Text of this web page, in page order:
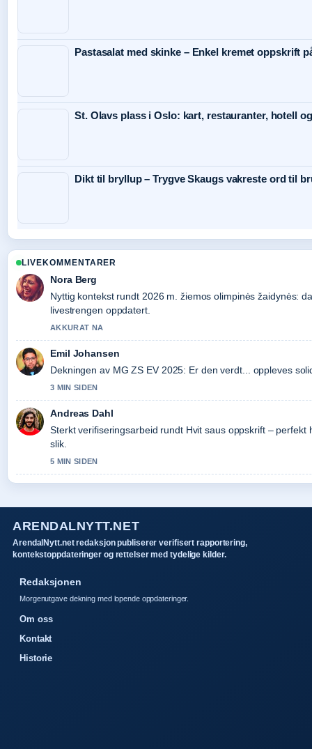
Pastasalat med skinke – Enkel kremet oppskrift
St. Olavs plass i Oslo: kart, restauranter, hotell
Dikt til bryllup – Trygve Skaugs vakreste ord til
LIVEKOMMENTARER
Nora Berg
Nyttig kontekst rundt 2026 m. žiemos olimpinės žaidynės:
livestrengen oppdatert.
AKKURAT NA
Emil Johansen
Dekningen av MG ZS EV 2025: Er den verdt... oppleves
3 MIN SIDEN
Andreas Dahl
Sterkt verifiseringsarbeid rundt Hvit saus oppskrift –
slik.
5 MIN SIDEN
ARENDALNYTT.NET
ArendalNytt.net redaksjon publiserer verifisert rapportering,
kontekstoppdateringer og rettelser med tydelige kilder.
Redaksjonen
Morgenutgave dekning med lopende oppdateringer.
Om oss
Kontakt
Historie